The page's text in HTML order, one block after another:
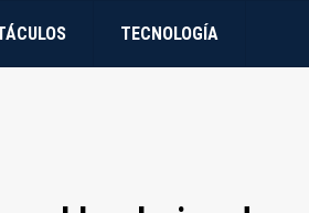
TECNOLOGÍA